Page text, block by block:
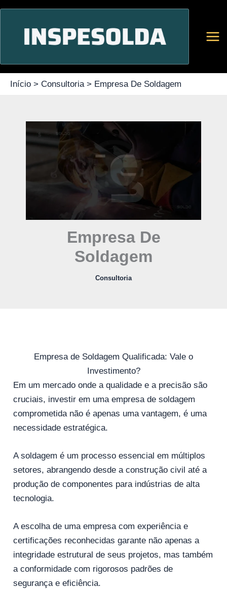
Ir
Início Consultoria Empresa De Soldagem
Empresa De
Soldagem
Consultoria
Empresa de Soldagem Qualificada: Vale o
Investimento?
Em um mercado onde a qualidade e a precisão são
cruciais, investir em uma empresa de soldagem
comprometida não é apenas uma vantagem, é uma
necessidade estratégica.
A soldagem é um processo essencial em múltiplos
setores, abrangendo desde a construção civil até a
produção de componentes para indústrias de alta
tecnologia.
A escolha de uma empresa com experiência e
certificações reconhecidas garante não apenas a
integridade estrutural de seus projetos, mas também
a conformidade com rigorosos padrões de
segurança e eficiência.